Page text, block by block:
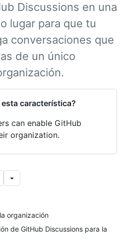
Discussions en una
lugar para que tu
conversaciones que
de un único
característica?
can enable GitHub
organization.
organización
de GitHub Discussions para la